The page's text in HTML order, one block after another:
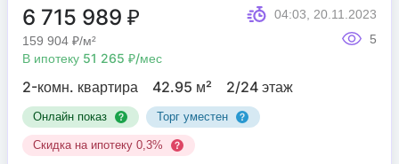
04:03, 20.11.2023
6 715 989 ₽
159 904 ₽/м²
В ипотеку 51 265 ₽/мес
2-комн. квартира 42.95 м² 2/24 этаж
Онлайн показ Торг уместен
Скидка на ипотеку 0,3%
5